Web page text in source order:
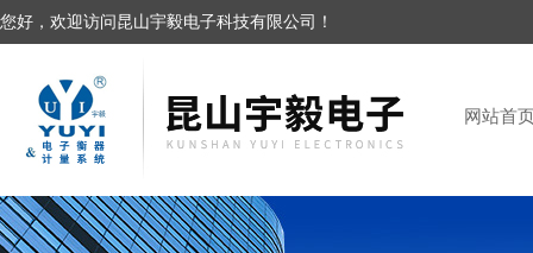
您好，欢迎访问昆山宇毅电子科技有限公司！
网站首